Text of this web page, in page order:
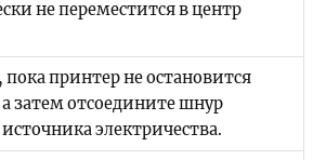
не переместится в центр
принтер не остановится
затем отсоедините шнур
электричества.